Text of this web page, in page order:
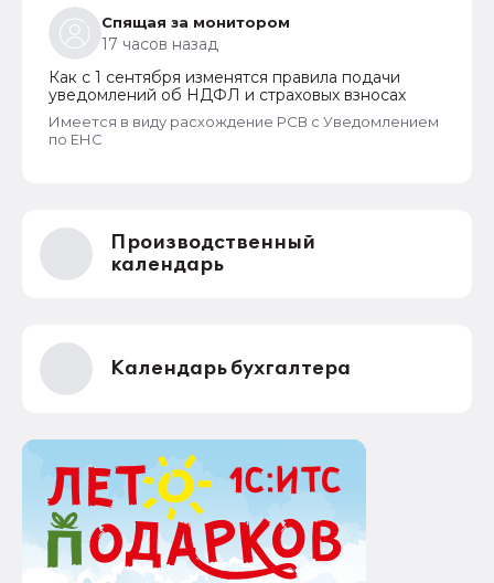
Спящая за монитором
17 часов назад
Как с 1 сентября изменятся правила подачи
уведомлений об НДФЛ и страховых взносах
Имеется в виду расхождение РСВ с Уведомлением
по ЕНС
Производственный
календарь
Календарь бухгалтера